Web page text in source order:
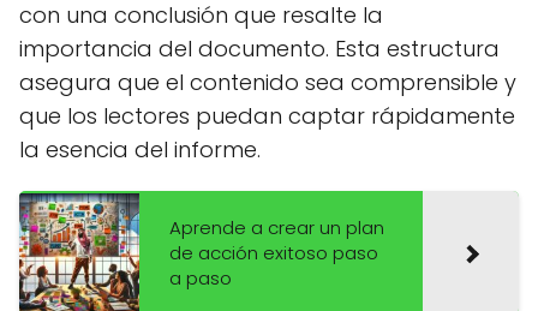
con una conclusión que resalte la
importancia del documento. Esta estructura
asegura que el contenido sea comprensible y
que los lectores puedan captar rápidamente
la esencia del informe.
Aprende a crear un plan
de acción exitoso paso
a paso